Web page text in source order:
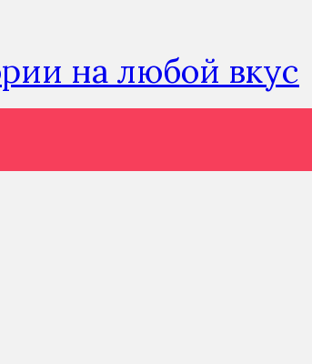
на любой вкус